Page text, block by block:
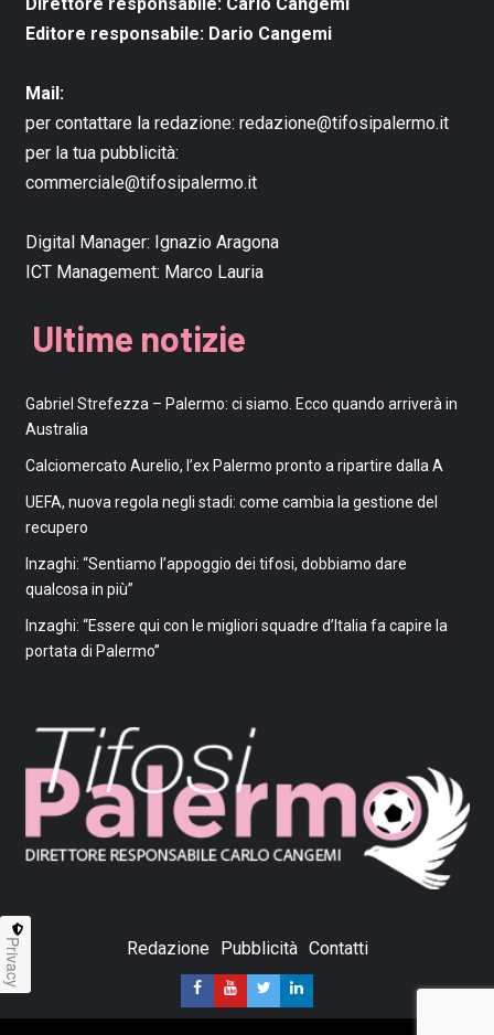
Editore responsabile: Dario Cangemi
Mail:
per contattare la redazione: redazione@tifosipalermo.it
per la tua pubblicità:
commerciale@tifosipalermo.it
Digital Manager: Ignazio Aragona
ICT Management: Marco Lauria
Ultime notizie
Gabriel Strefezza – Palermo: ci siamo. Ecco quando arriverà in
Australia
Calciomercato Aurelio, l’ex Palermo pronto a ripartire dalla A
UEFA, nuova regola negli stadi: come cambia la gestione del
recupero
Inzaghi: “Sentiamo l’appoggio dei tifosi, dobbiamo dare
qualcosa in più”
Inzaghi: “Essere qui con le migliori squadre d’Italia fa capire la
portata di Palermo”
Redazione Pubblicità Contatti
Privacy